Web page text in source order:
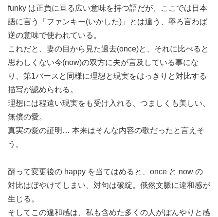
funky は正負に亘る広い意味を持つ語だが、ここでは日本
語に言う「ファンキー(いかした)」とは違う、寧ろ言わば
逆の意味で使われている。
これだと、妻の目から見た過去(once)と、それに比べると
思わしくない今(now)の双方に夫が言及している事にな
り、第1バースと同様に理想と現実をはっきりと対比する
描写が認められる。
理想には程遠い現実をも受け入れる、つましくも美しい、
無償の愛。
真実の愛の証明… 本来はそんな内容の歌だったと言えそ
う。
翻って変更後の happy を当てはめると、once と now の
対比はぼやけてしまい、対句は破綻。俄然文脈に違和感が
生じる。
そしてこの違和感は、私も含めた多くの人がぼんやりと感